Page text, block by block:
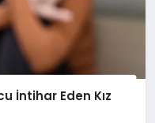
İntihar Eden Kız